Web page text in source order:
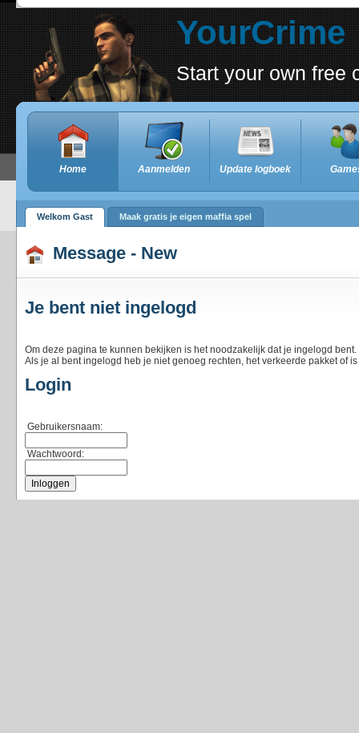
YourCrime
Start your own free
Home Aanmelden Update logboek
Welkom Gast Maak gratis je eigen maffia spel
Message - New
Je bent niet ingelogd
Om deze pagina te kunnen bekijken is het noodzakelijk dat je ingelogd bent.
Als je al bent ingelogd heb je niet genoeg rechten, het verkeerde pakket of
Login
Gebruikersnaam:
Wachtwoord: